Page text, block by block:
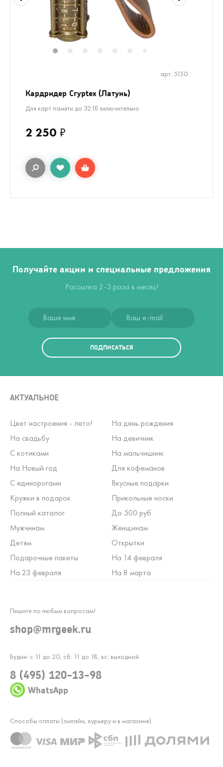
Кардридер Cryptex (Латунь)
Для карт памяти до 32 Гб включительно
арт. 5150
2 250 ₽
Получайте акции и специальные предложения
Рассылка 2-3 раза в месяц!
ПОДПИСАТЬСЯ
АКТУАЛЬНОЕ
Цвет настроения - лето!
На день рождения
На свадьбу
На девичник
С котиками
На мальчишник
На Новый год
Для кофеманов
С единорогами
Вкусные подарки
Кружки в подарок
Прикольные носки
Полный каталог
До 500 руб.
Мужчинам
Женщинам
Детям
Открытки
Подарочные пакеты
На 14 февраля
На 23 февраля
На 8 марта
Будни: с 11 до 20, сб: 11 до 18, вс: выходной
8 (495) 120-13-98
WhatsApp
Пишите по любым вопросам!
shop@mrgeek.ru
Способы оплаты (онлайн, курьеру и в магазине)